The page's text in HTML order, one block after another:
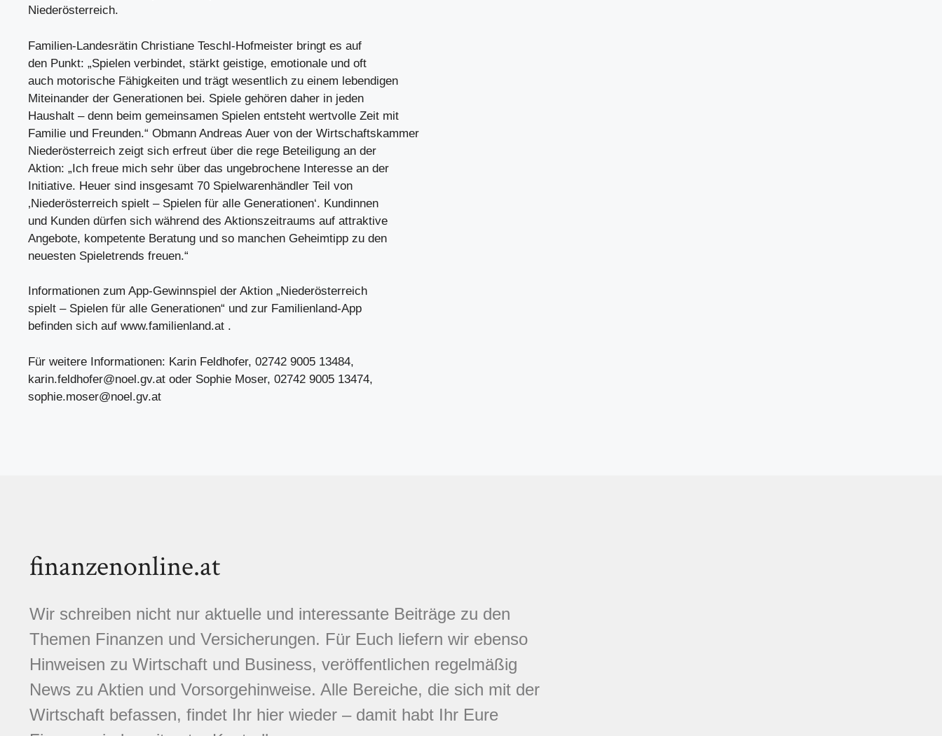
Niederösterreich.
Familien-Landesrätin Christiane Teschl-Hofmeister bringt es auf
den Punkt: „Spielen verbindet, stärkt geistige, emotionale und oft
auch motorische Fähigkeiten und trägt wesentlich zu einem lebendigen
Miteinander der Generationen bei. Spiele gehören daher in jeden
Haushalt – denn beim gemeinsamen Spielen entsteht wertvolle Zeit mit
Familie und Freunden.“ Obmann Andreas Auer von der Wirtschaftskammer
Niederösterreich zeigt sich erfreut über die rege Beteiligung an der
Aktion: „Ich freue mich sehr über das ungebrochene Interesse an der
Initiative. Heuer sind insgesamt 70 Spielwarenhändler Teil von
‚Niederösterreich spielt – Spielen für alle Generationen‘. Kundinnen
und Kunden dürfen sich während des Aktionszeitraums auf attraktive
Angebote, kompetente Beratung und so manchen Geheimtipp zu den
neuesten Spieletrends freuen.“
Informationen zum App-Gewinnspiel der Aktion „Niederösterreich
spielt – Spielen für alle Generationen“ und zur Familienland-App
befinden sich auf www.familienland.at .
Für weitere Informationen: Karin Feldhofer, 02742 9005 13484,
karin.feldhofer@noel.gv.at oder Sophie Moser, 02742 9005 13474,
sophie.moser@noel.gv.at
finanzenonline.at
Wir schreiben nicht nur aktuelle und interessante Beiträge zu den
Themen Finanzen und Versicherungen. Für Euch liefern wir ebenso
Hinweisen zu Wirtschaft und Business, veröffentlichen regelmäßig
News zu Aktien und Vorsorgehinweise. Alle Bereiche, die sich mit der
Wirtschaft befassen, findet Ihr hier wieder – damit habt Ihr Eure